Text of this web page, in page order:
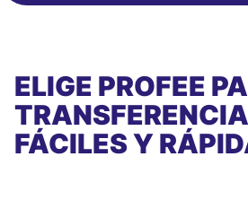
ELIGE PROFEE
FÁCILES Y